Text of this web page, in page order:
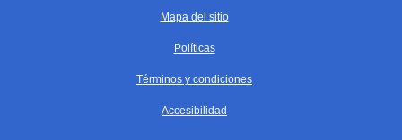
Mapa del sitio
Políticas
Términos y condiciones
Accesibilidad